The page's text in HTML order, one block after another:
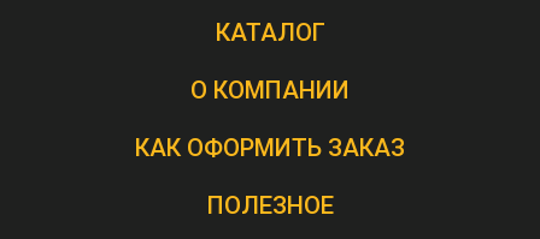
КАТАЛОГ
О КОМПАНИИ
КАК ОФОРМИТЬ ЗАКАЗ
ПОЛЕЗНОЕ